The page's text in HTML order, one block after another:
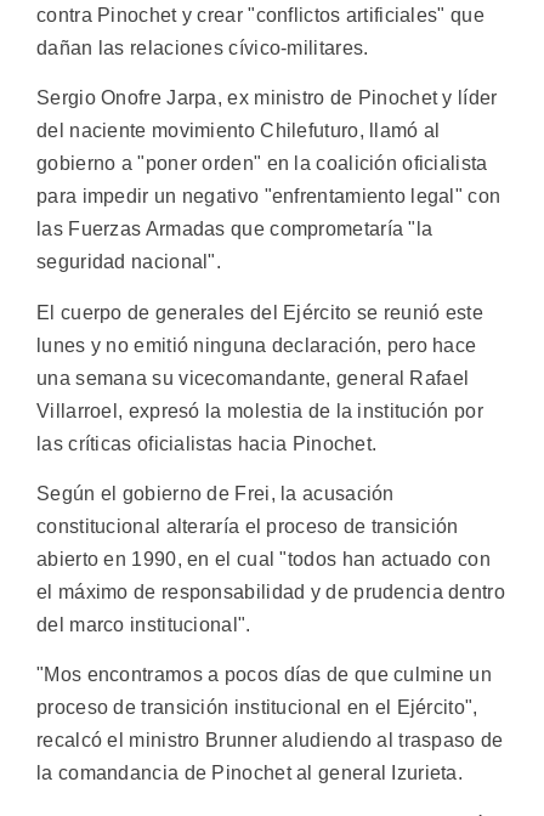
contra Pinochet y crear "conflictos artificiales" que
dañan las relaciones cívico-militares.
Sergio Onofre Jarpa, ex ministro de Pinochet y líder
del naciente movimiento Chilefuturo, llamó al
gobierno a "poner orden" en la coalición oficialista
para impedir un negativo "enfrentamiento legal" con
las Fuerzas Armadas que comprometaría "la
seguridad nacional".
El cuerpo de generales del Ejército se reunió este
lunes y no emitió ninguna declaración, pero hace
una semana su vicecomandante, general Rafael
Villarroel, expresó la molestia de la institución por
las críticas oficialistas hacia Pinochet.
Según el gobierno de Frei, la acusación
constitucional alteraría el proceso de transición
abierto en 1990, en el cual "todos han actuado con
el máximo de responsabilidad y de prudencia dentro
del marco institucional".
"Mos encontramos a pocos días de que culmine un
proceso de transición institucional en el Ejército",
recalcó el ministro Brunner aludiendo al traspaso de
la comandancia de Pinochet al general Izurieta.